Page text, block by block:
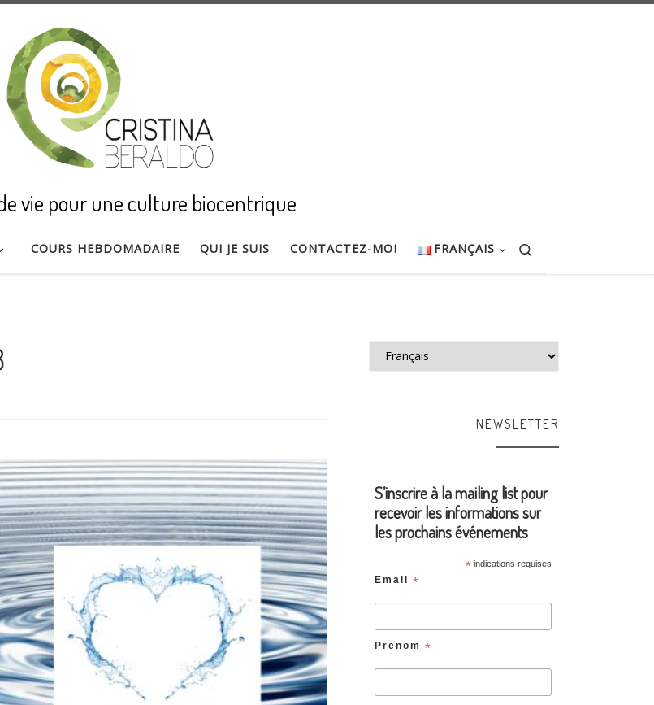
vie pour une culture biocentrique
COURS HEBDOMADAIRE QUI JE SUIS CONTACTEZ-MOI FRANÇAIS
NEWSLETTER
S’inscrire à la mailing list pour
recevoir les informations sur
les prochains événements
*indications requises
Email *
Prenom *